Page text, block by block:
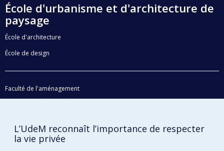
École d'urbanisme et d'architecture de
paysage
École d'architecture
École de design
Faculté de l'aménagement
L’UdeM reconnaît l’importance de respecter
la vie privée